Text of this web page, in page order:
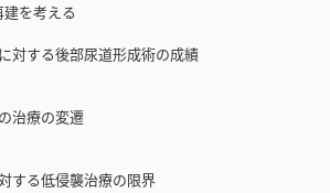
を考える
対する後部尿道形成術の成績
治療の変遷
する低侵襲治療の限界